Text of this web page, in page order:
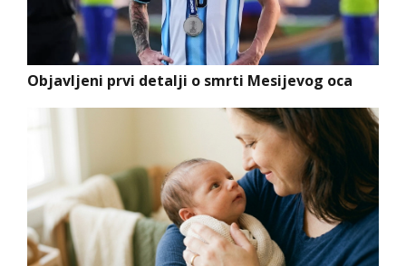
Objavljeni prvi detalji o smrti Mesijevog oca